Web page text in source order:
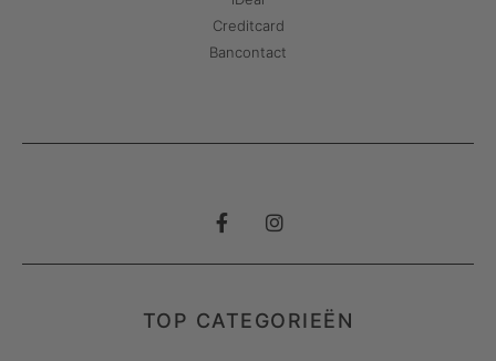
Creditcard
Bancontact
TOP CATEGORIEËN